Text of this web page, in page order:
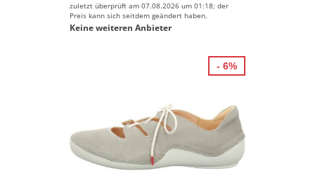
zuletzt überprüft am 07.08.2026 um 01:18; der
Preis kann sich seitdem geändert haben.
Keine weiteren Anbieter
- 6%